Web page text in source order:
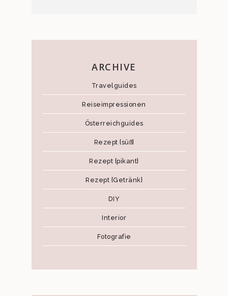
ARCHIVE
Travelguides
Reiseimpressionen
Österreichguides
Rezept {süß}
Rezept {pikant}
Rezept {Getränk}
DIY
Interior
Fotografie